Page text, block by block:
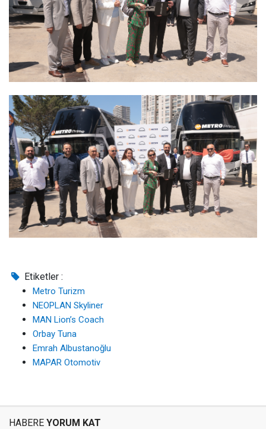
Etiketler :
Metro Turizm
NEOPLAN Skyliner
MAN Lion’s Coach
Orbay Tuna
Emrah Albustanoğlu
MAPAR Otomotiv
HABERE YORUM KAT